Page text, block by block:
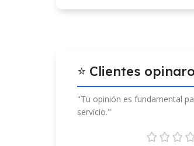
⭐ Clientes
"Tu opinión es fundamental
servicio."